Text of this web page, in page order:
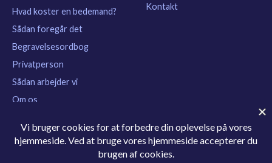
Hvad koster en bedemand?
Sådan foregår det
Begravelsesordbog
Privatperson
Sådan arbejder vi
Om os
Kontakt
kontakt@find-bedemand.dk